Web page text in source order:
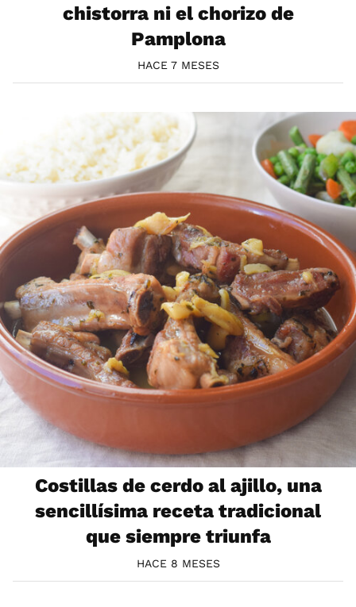
chistorra ni el chorizo de
Pamplona
HACE 7 MESES
Costillas de cerdo al ajillo, una
sencillísima receta tradicional
que siempre triunfa
HACE 8 MESES